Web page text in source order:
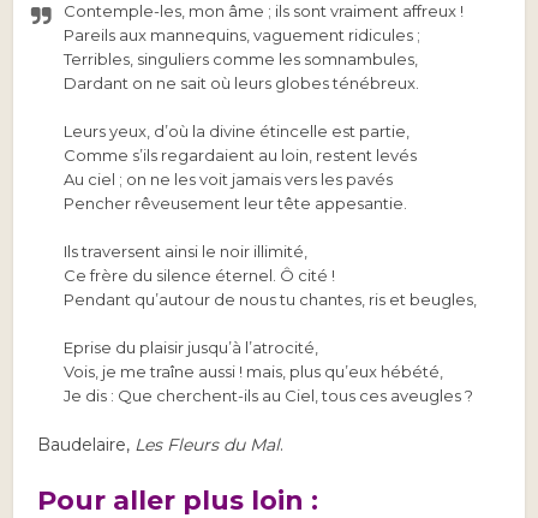
Contemple-les, mon âme ; ils sont vraiment affreux !
Pareils aux mannequins, vaguement ridicules ;
Terribles, singuliers comme les somnambules,
Dardant on ne sait où leurs globes ténébreux.
Leurs yeux, d’où la divine étincelle est partie,
Comme s’ils regardaient au loin, restent levés
Au ciel ; on ne les voit jamais vers les pavés
Pencher rêveusement leur tête appesantie.
Ils traversent ainsi le noir illimité,
Ce frère du silence éternel. Ô cité !
Pendant qu’autour de nous tu chantes, ris et beugles,
Eprise du plaisir jusqu’à l’atrocité,
Vois, je me traîne aussi ! mais, plus qu’eux hébété,
Je dis : Que cherchent-ils au Ciel, tous ces aveugles ?
Baudelaire, Les Fleurs du Mal.
Pour aller plus loin :